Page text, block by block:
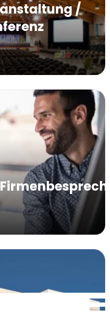
/